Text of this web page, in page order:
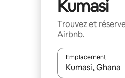
Kumasi
Trouvez et
Airbnb.
Emplacement
Quand les